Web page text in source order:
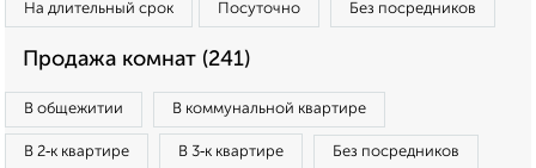
На длительный срок Посуточно Без посредников
Продажа комнат (241)
В общежитии В коммунальной квартире
В 2‑к квартире В 3‑к квартире Без посредников